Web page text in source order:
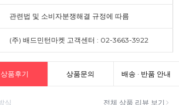
관련법 및 소비자분쟁해결 규정에 따름
(주) 배드민턴마켓 고객센터 : 02-3663-3922
상품후기 상품문의 배송 · 반품 안내